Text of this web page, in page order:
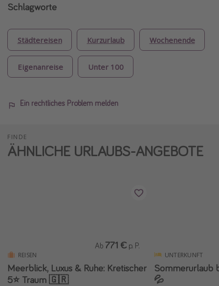
Schlagworte
Städtereisen Kurzurlaub Wochenende
Eigenanreise Unter 100
Ein rechtliches Problem melden
FINDE
ÄHNLICHE URLAUBS-ANGEBOTE
REISEN
Meerblick, Luxus & Ruhe: Kretischer
5⭐️ Traum 🇬🇷
Ab 771 € p. P.
UNTERKUNFT
Sommerurlaub
💦